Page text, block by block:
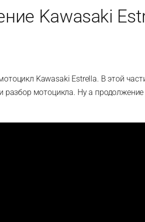
Kawasaki
Kawasaki Estrella. В этой
разбор мотоцикла. Ну а